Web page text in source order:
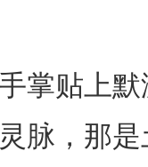
贴上默
脉，那